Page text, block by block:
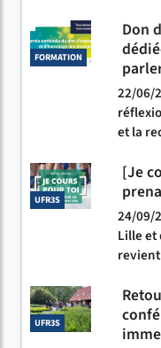
FORMATION
Don
22/06/
et la
UFR3S
[Je
24/09/
Lille et
UFR3S